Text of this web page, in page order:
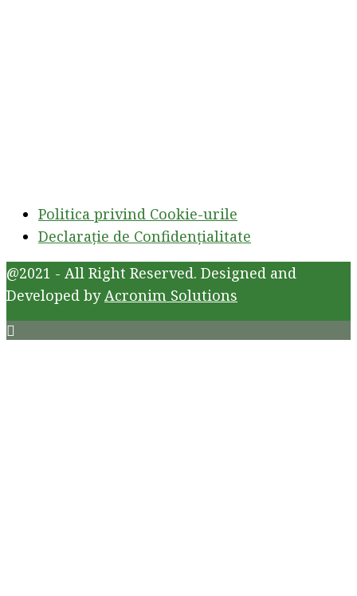
Politica privind Cookie-urile
Declarație de Confidențialitate
@2021 - All Right Reserved. Designed and
Developed byAcronim Solutions